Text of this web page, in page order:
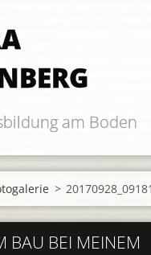
am Boden
>
BAU BEI MEINEM